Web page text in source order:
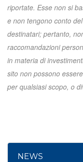
riportate. Esse non si
e non tengono conto
destinatari; pertanto,
raccomandazioni
in materia di
sito non possono
per qualsiasi scopo, o
NEWS